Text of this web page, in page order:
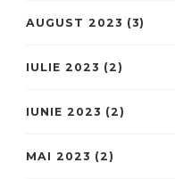
AUGUST 2023 (3)
IULIE 2023 (2)
IUNIE 2023 (2)
MAI 2023 (2)